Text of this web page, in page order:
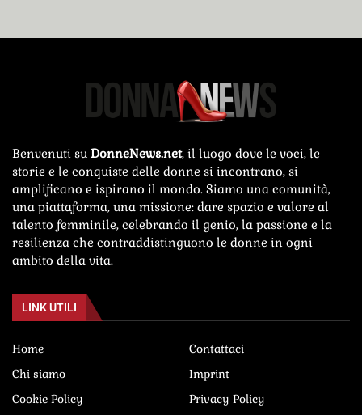
Benvenuti su DonneNews.net, il luogo dove le voci, le
storie e le conquiste delle donne si incontrano, si
amplificano e ispirano il mondo. Siamo una comunità,
una piattaforma, una missione: dare spazio e valore al
talento femminile, celebrando il genio, la passione e la
resilienza che contraddistinguono le donne in ogni
ambito della vita.
LINK UTILI
Home
Contattaci
Chi siamo
Imprint
Cookie Policy
Privacy Policy